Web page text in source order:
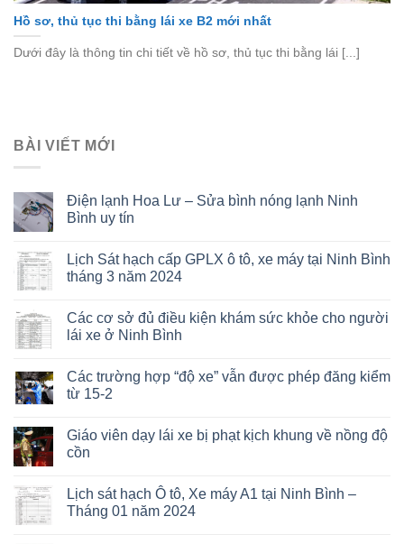
Hồ sơ, thủ tục thi bằng lái xe B2 mới nhất
Dưới đây là thông tin chi tiết về hồ sơ, thủ tục thi bằng lái [...]
BÀI VIẾT MỚI
Điện lạnh Hoa Lư – Sửa bình nóng lạnh Ninh
Bình uy tín
Lịch Sát hạch cấp GPLX ô tô, xe máy tại Ninh Bình
tháng 3 năm 2024
Các cơ sở đủ điều kiện khám sức khỏe cho người
lái xe ở Ninh Bình
Các trường hợp “độ xe” vẫn được phép đăng kiểm
từ 15-2
Giáo viên dạy lái xe bị phạt kịch khung về nồng độ
cồn
Lịch sát hạch Ô tô, Xe máy A1 tại Ninh Bình –
Tháng 01 năm 2024